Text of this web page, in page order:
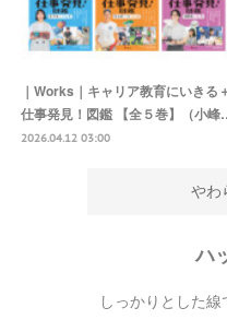
｜Works｜キャリア教育にいきる
仕事発見！図鑑 【全５巻】（小
2026.04.12 03:00
やわ
ハ
しっかりとした線